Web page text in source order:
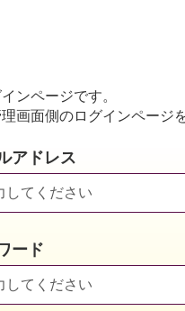
ンページです。
画面側のログインページ
アドレス
ード